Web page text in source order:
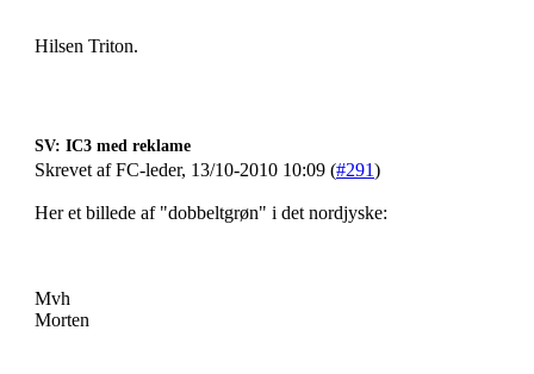
Hilsen Triton.
SV: IC3 med reklame
Skrevet af FC-leder, 13/10-2010 10:09 (#291)
Her et billede af "dobbeltgrøn" i det nordjyske:
Mvh
Morten